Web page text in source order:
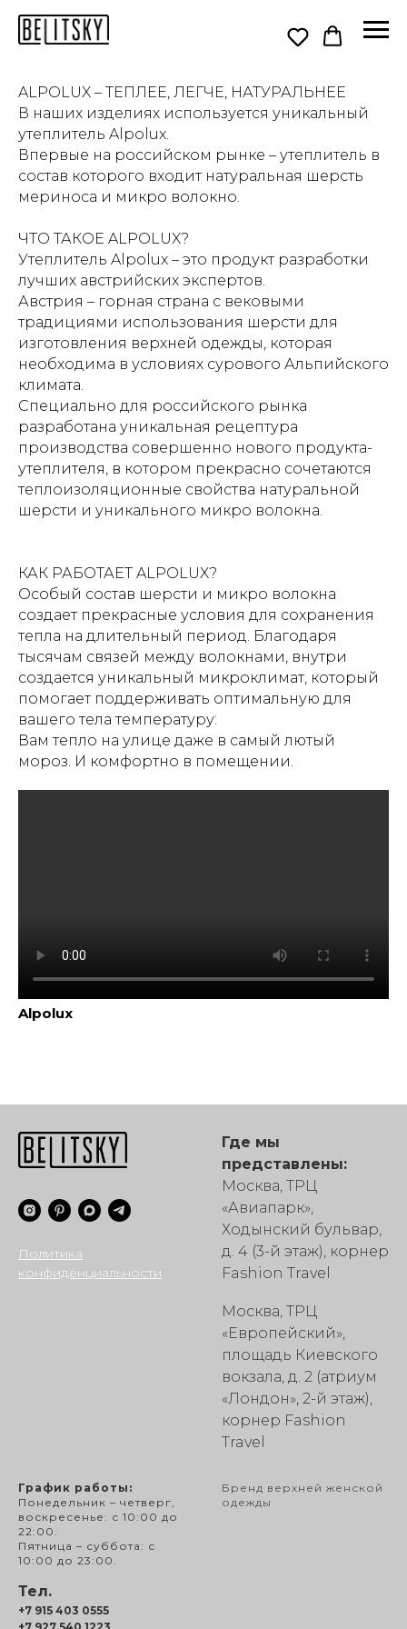
ALPOLUX – ТЕПЛЕЕ, ЛЕГЧЕ, НАТУРАЛЬНЕЕ
В наших изделиях используется уникальный
утеплитель Alpolux.
Впервые на российском рынке – утеплитель в
состав которого входит натуральная шерсть
мериноса и микро волокно.
ЧТО ТАКОЕ ALPOLUX?
Утеплитель Alpolux – это продукт разработки
лучших австрийских экспертов.
Австрия – горная страна с вековыми
традициями использования шерсти для
изготовления верхней одежды, которая
необходима в условиях сурового Альпийского
климата.
Специально для российского рынка
разработана уникальная рецептура
производства совершенно нового продукта-
утеплителя, в котором прекрасно сочетаются
теплоизоляционные свойства натуральной
шерсти и уникального микро волокна.
КАК РАБОТАЕТ ALPOLUX?
Особый состав шерсти и микро волокна
создает прекрасные условия для сохранения
тепла на длительный период. Благодаря
тысячам связей между волокнами, внутри
создается уникальный микроклимат, который
помогает поддерживать оптимальную для
вашего тела температуру:
Вам тепло на улице даже в самый лютый
мороз. И комфортно в помещении.
Alpolux
Политика
конфиденциальности
Где мы
представлены:
Москва, ТРЦ
«Авиапарк»,
Ходынский бульвар,
д. 4 (3-й этаж), корнер
Fashion Travel
Москва, ТРЦ
«Европейский»,
площадь Киевского
вокзала, д. 2 (атриум
«Лондон», 2-й этаж),
корнер Fashion
Travel
График работы:
Понедельник – четверг,
воскресенье: с 10:00 до
22:00.
Пятница – суббота: с
10:00 до 23:00.
Тел.
+7 915 403 0555
Бренд верхней женской
одежды